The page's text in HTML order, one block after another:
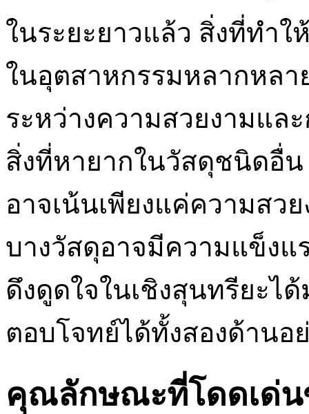
ในระยะยาวแล้ว สิ่งที่ทำ
ในอุตสาหกรรมหลากหลา
ระหว่างความสวยงามแล
สิ่งที่หายากในวัสดุชนิดอื่
อาจเน้นเพียงแค่ความส
บางวัสดุอาจมีความแข็งแ
ดึงดูดใจในเชิงสุนทรียะไ
ตอบโจทย์ได้ทั้งสองด้านอ
คุณลักษณะที่โดดเด่น